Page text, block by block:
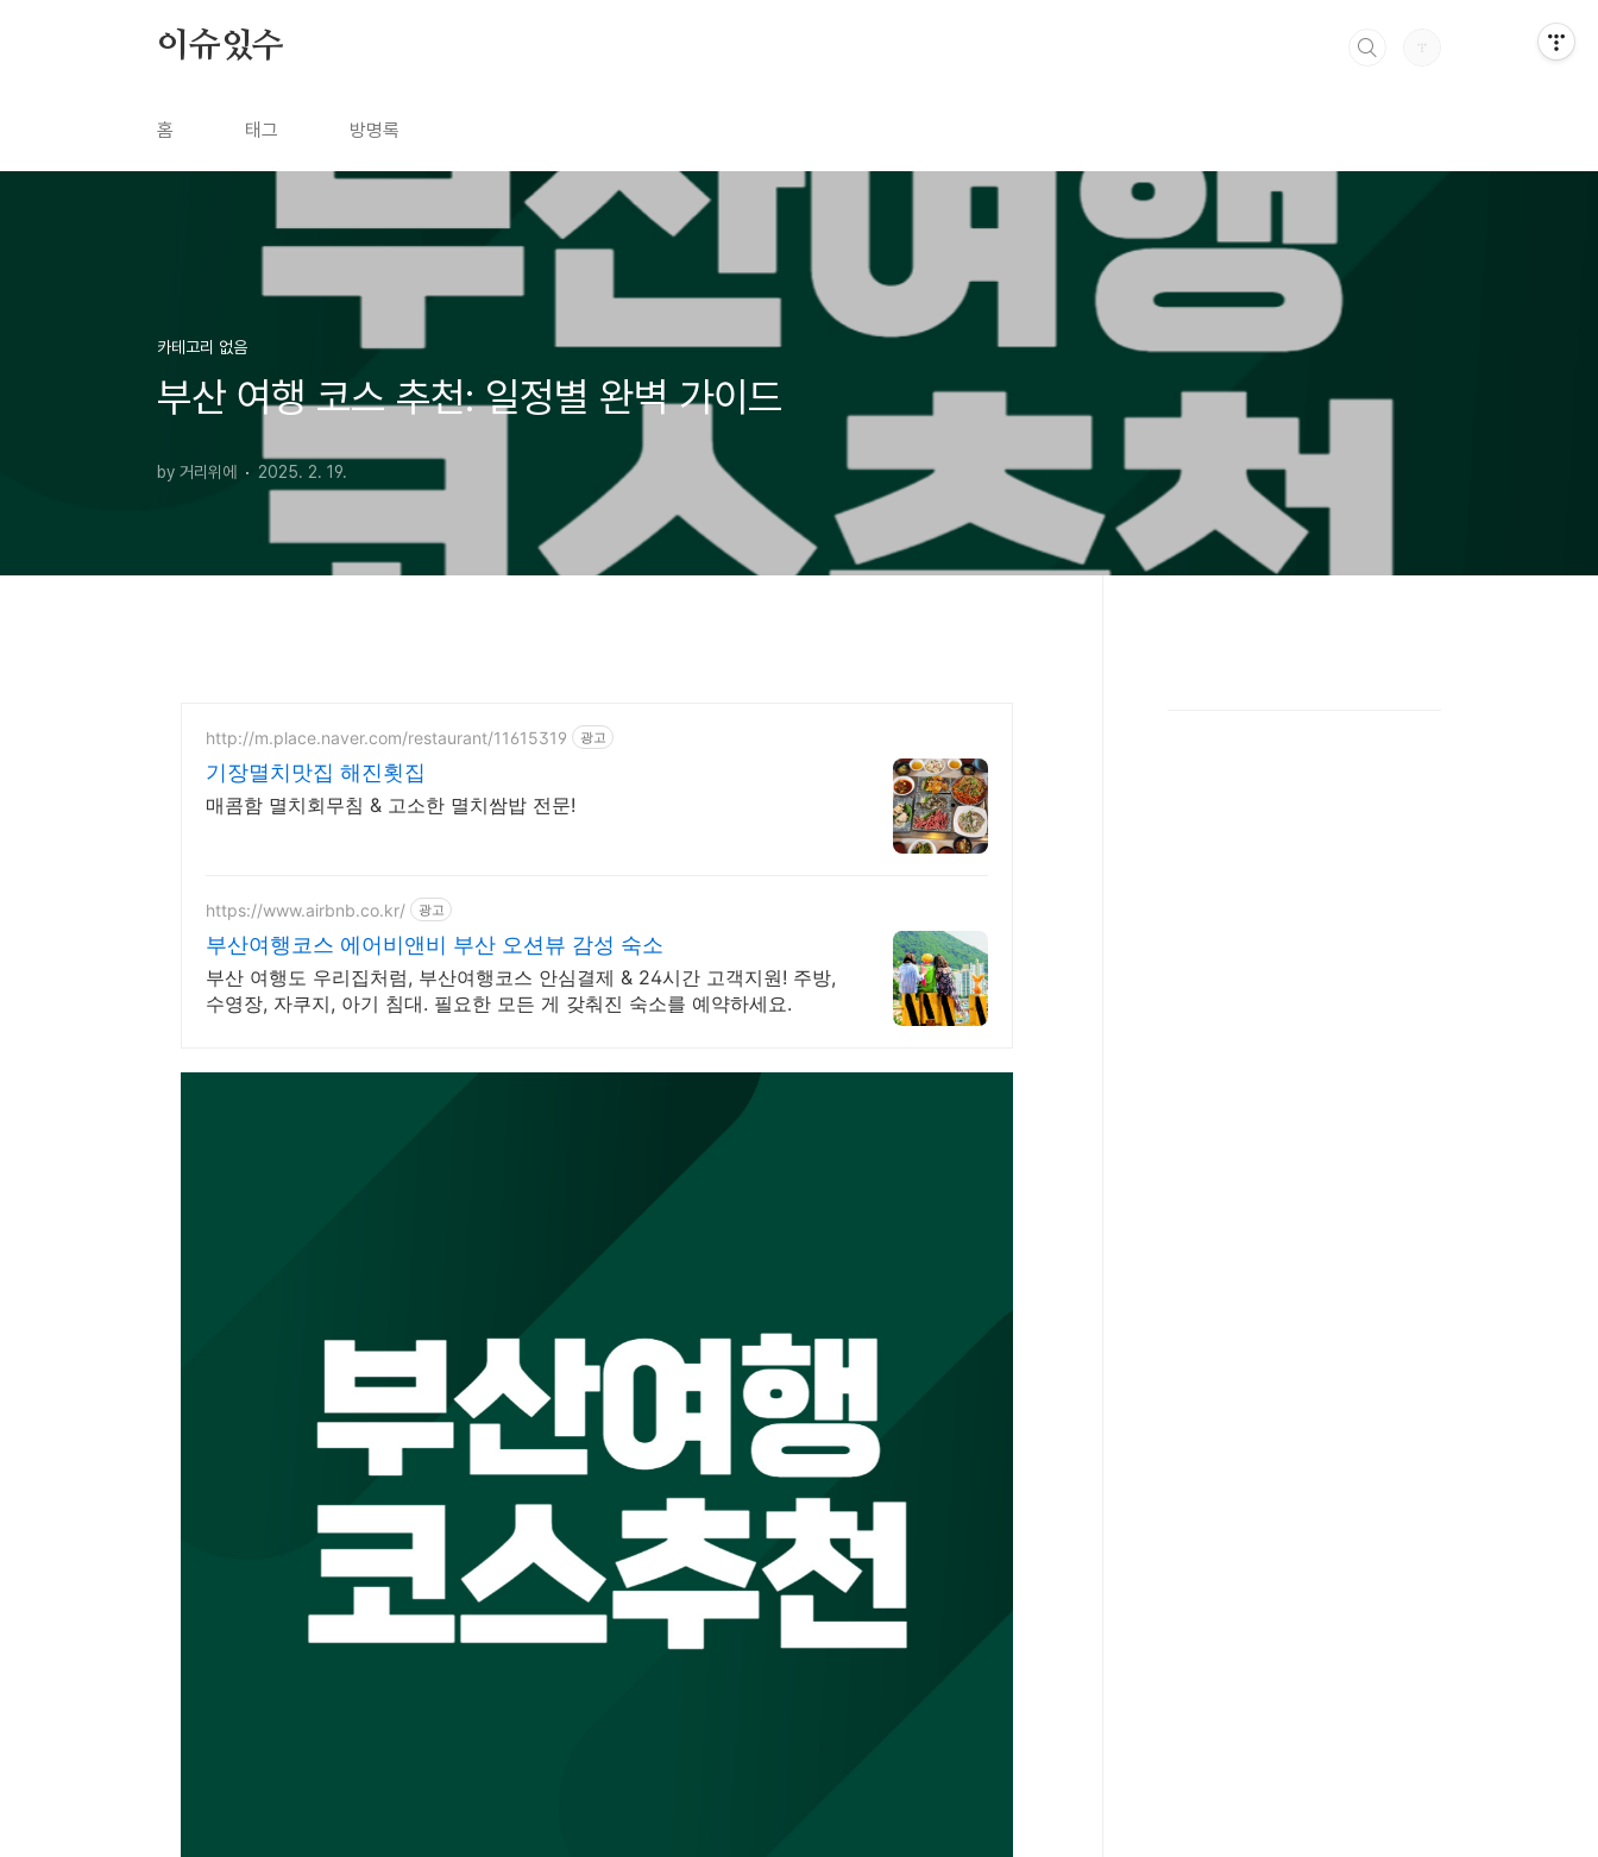
이슈있수
홈 태그 방명록
카테고리 없음
부산 여행 코스 추천: 일정별 완벽 가이드
by 거리위에 2025. 2. 19.
http://m.place.naver.com/restaurant/11615319 광고
기장멸치맛집 해진횟집
매콤함 멸치회무침 & 고소한 멸치쌈밥 전문!
https://www.airbnb.co.kr/ 광고
부산여행코스 에어비앤비 부산 오션뷰 감성 숙소
부산 여행도 우리집처럼, 부산여행코스 안심결제 & 24시간 고객지원! 주방,
수영장, 자쿠지, 아기 침대. 필요한 모든 게 갖춰진 숙소를 예약하세요.